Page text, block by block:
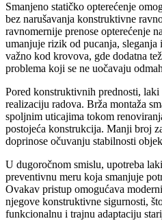
Smanjeno statičko opterećenje
bez narušavanja konstruktivne
ravnomernije prenose opterećenje
umanjuje rizik od pucanja,
važno kod krovova, gde dodatna
problema koji se ne uočavaju
Pored konstruktivnih prednosti, laki
realizaciju radova. Brža montaža
spoljnim uticajima tokom
postojeća konstrukcija. Manji broj
doprinose očuvanju stabilnosti
U dugoročnom smislu, upotreba
preventivnu meru koja smanjuje
Ovakav pristup omogućava
njegove konstruktivne sigurnosti,
funkcionalnu i trajnu adaptaciju